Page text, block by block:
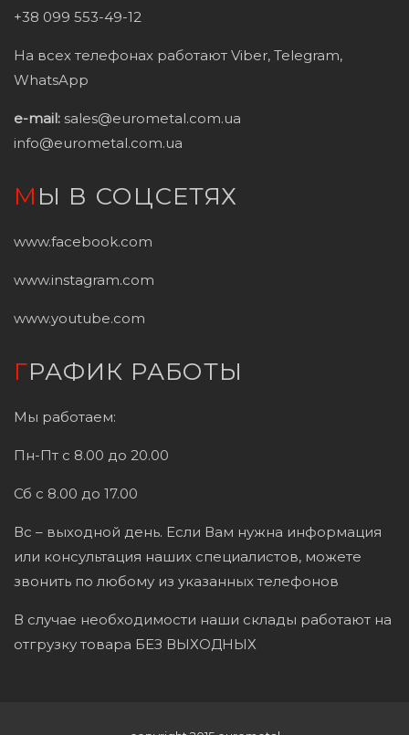
+38 099 553-49-12
На всех телефонах работают Viber, Telegram,
WhatsApp
e-mail: sales@eurometal.com.ua
info@eurometal.com.ua
МЫ В СОЦСЕТЯХ
www.facebook.com
www.instagram.com
www.youtube.com
ГРАФИК РАБОТЫ
Мы работаем:
Пн-Пт с 8.00 до 20.00
Сб с 8.00 до 17.00
Вс – выходной день. Если Вам нужна информация
или консультация наших специалистов, можете
звонить по любому из указанных телефонов
В случае необходимости наши склады работают на
отгрузку товара БЕЗ ВЫХОДНЫХ